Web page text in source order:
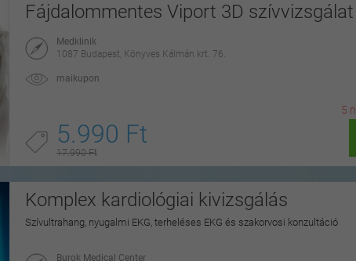
Fájdalommentes Viport 3D szívvizsgálat
Medklinik
1087 Budapest, Könyves Kálmán krt. 76.
maikupon
5 n
5.990 Ft
17.990 Ft
Komplex kardiológiai kivizsgálás
Szívultrahang, nyugalmi EKG, terheléses EKG és szakorvosi konzultáció
Burok Medical Center